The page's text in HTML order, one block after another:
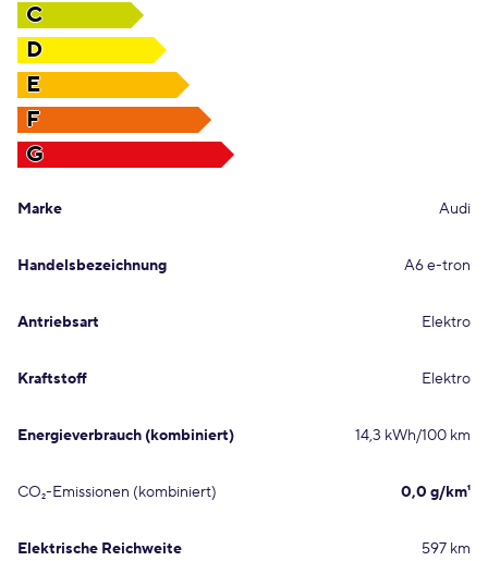
C
D
E
F
G
Marke Audi
Handelsbezeichnung A6 e-tron
Antriebsart Elektro
Kraftstoff Elektro
Energieverbrauch (kombiniert) 14,3 kWh/100 km
CO₂-Emissionen (kombiniert) 0,0 g/km¹
Elektrische Reichweite 597 km